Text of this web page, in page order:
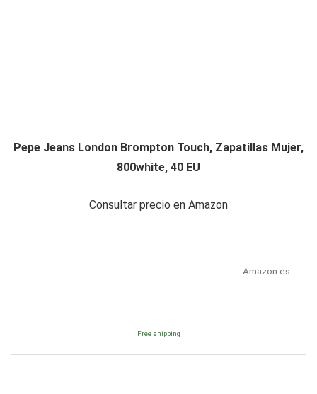
Pepe Jeans London Brompton Touch, Zapatillas Mujer,
800white, 40 EU
Consultar precio en Amazon
Amazon.es
Free shipping